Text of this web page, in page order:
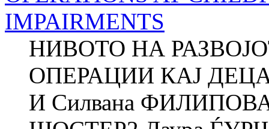
IMPAIRMENTS
НИВОТО НА
ОПЕРАЦИИ КАЈ
И Силвана